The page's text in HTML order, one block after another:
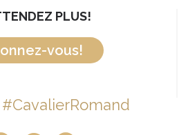
PLUS!
vous!
#CavalierRomand